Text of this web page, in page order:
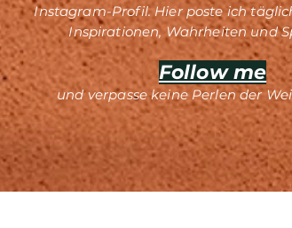
Instagram-Profil. Hier poste ich
Inspirationen, Wahrheiten und
Follow me
und verpasse keine Perlen der